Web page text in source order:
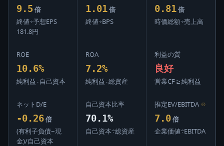
9.5 倍
終値÷予想EPS
181.8円
1.01 倍
終値÷BPS
0.81 倍
時価総額÷売上高
ROE
10.6%
純利益÷自己資本
ROA
7.2%
純利益÷総資産
利益の質
良好
営業CF ≥ 純利益
ネットD/E
-0.26 倍
(有利子負債−現
金)/自己資本
自己資本比率
70.1%
自己資本÷総資産
推定EV/EBITDA ⊙
7.0 倍
企業価値÷EBITDA